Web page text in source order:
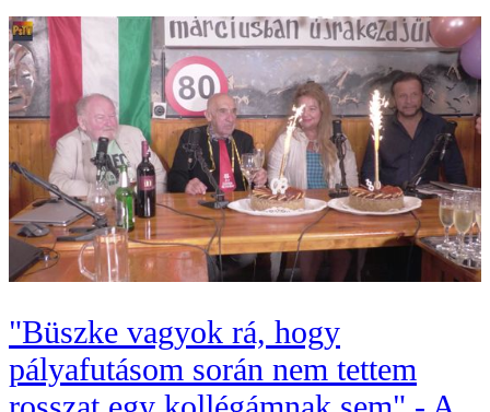
"Büszke vagyok rá, hogy
pályafutásom során nem tettem